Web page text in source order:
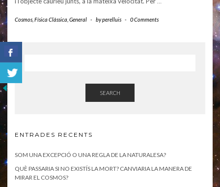
Cosmos Física Clàssica General - byperelluis - 0 Comments
SEARCH
ENTRADES RECENTS
SOM UNA EXCEPCIÓ O UNA REGLA DE LA NATURALESA?
QUÈ PASSARIA SI NO EXISTÍS LA MORT? CANVIARIA LA MANERA DE
MIRAR EL COSMOS?